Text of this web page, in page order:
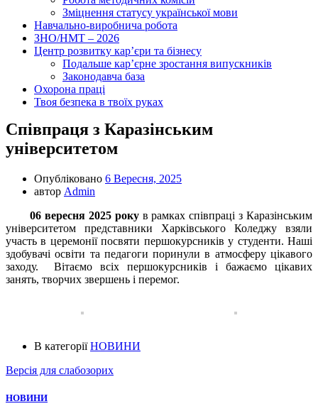
Зміцнення статусу української мови
Навчально-виробнича робота
ЗНО/НМТ – 2026
Центр розвитку кар’єри та бізнесу
Подальше кар’єрне зростання випускників
Законодавча база
Охорона праці
Твоя безпека в твоїх руках
Співпраця з Каразінським
університетом
Опубліковано 6 Вересня, 2025
автор Admin
06 вересня 2025 рокув рамках співпраці з Каразінським
університетом представники Харківського Коледжу взяли
участь в церемонії посвяти першокурсників у студенти. Наші
здобувачі освіти та педагоги поринули в атмосферу цікавого
заходу. Вітаємо всіх першокурсників і бажаємо цікавих
занять, творчих звершень і перемог.
В категоріїНОВИНИ
Версія для слабозорих
НОВИНИ